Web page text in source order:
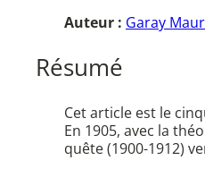
Auteur : Garay
Résumé
Cet article est le
En 1905, avec la
quête (1900-1912)